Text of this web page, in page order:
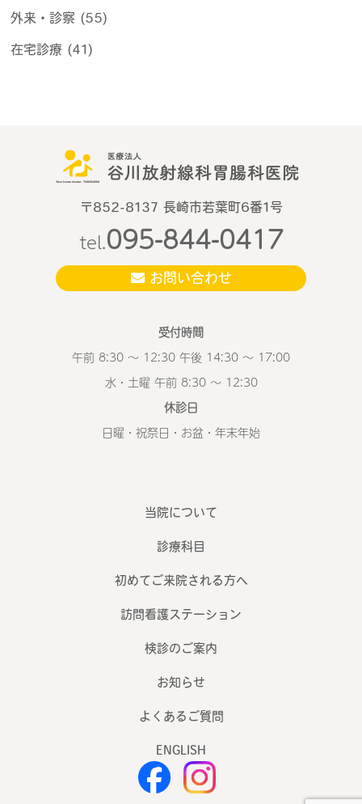
外来・診察 (55)
在宅診療 (41)
〒852-8137 長崎市若葉町6番1号
tel.095-844-0417
お問い合わせ
受付時間
午前 8:30 ～ 12:30 午後 14:30 ～ 17:00
水・土曜 午前 8:30 ～ 12:30
休診日
日曜・祝祭日・お盆・年末年始
当院について
診療科目
初めてご来院される方へ
訪問看護ステーション
検診のご案内
お知らせ
よくあるご質問
ENGLISH